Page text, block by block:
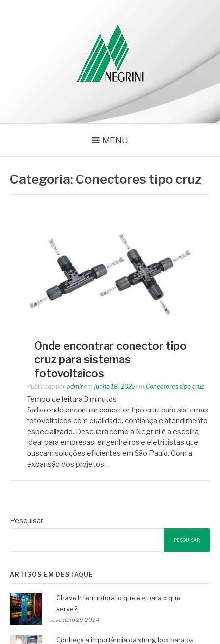
MENU
Categoria: Conectores tipo cruz
Onde encontrar conector tipo
cruz para sistemas
fotovoltaicos
Publicado por adminem junho 18, 2025em Conectores tipo cruz
Tempo de leitura 3 minutos
Saiba onde encontrar conector tipo cruz para sistemas
fotovoltaicos com qualidade, confiança e atendimento
especializado. Descubra como a Negrini é a escolha
ideal para empresas, engenheiros e eletricistas que
buscam soluções eficientes em São Paulo. Com a
expansão dos projetos…
Pesquisar
PESQUISAR
ARTIGOS EM DESTAQUE
Chave Interruptora: o que é e para o que
serve?
novembro 29, 2024
Conheça a importância da string box para os